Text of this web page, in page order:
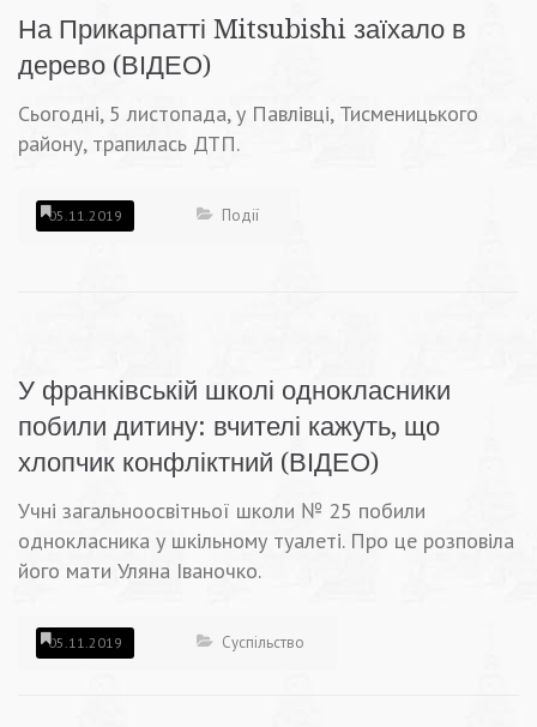
На Прикарпатті Mitsubishi заїхало в
дерево (ВІДЕО)
Сьогодні, 5 листопада, у Павлівці, Тисменицького
району, трапилась ДТП.
05.11.2019 Події
У франківській школі однокласники
побили дитину: вчителі кажуть, що
хлопчик конфліктний (ВІДЕО)
Учні загальноосвітньої школи № 25 побили
однокласника у шкільному туалеті. Про це розповіла
його мати Уляна Іваночко.
05.11.2019 Суспільство